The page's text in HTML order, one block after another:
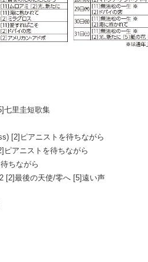
七里圭短歌集
[2]ピアニストを待ちながら
アニストを待ちながら
ちながら
[2]最後の天使/零へ [5]遠い声